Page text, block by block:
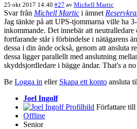
25 okt 2017 14:40 #27 av Michell Martic
Svar från Michell Martic i ämnet
Jag tänkte på att UPS-tjommarna ville ha
inkommande. Det innebär att
fortfarande står i förbindelse i nätägarens
dessa i din ände också, genom att ansluta
dessa ligger parallellt med anslutning
skyddsjordledare i bägge ändar. That's a
Be Logga in eller Skapa ett konto ansluta
Joel Ingolf
Författare
Offline
Senior